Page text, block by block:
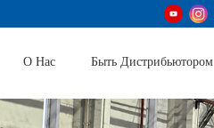
О Нас Быть Дистрибьютором